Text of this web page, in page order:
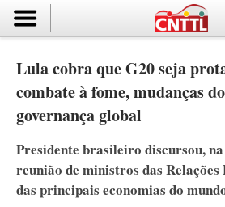
Lula cobra que G20 seja
combate à fome, mudanças
governança global
Presidente brasileiro discursou, na
reunião de ministros das
das principais economias do